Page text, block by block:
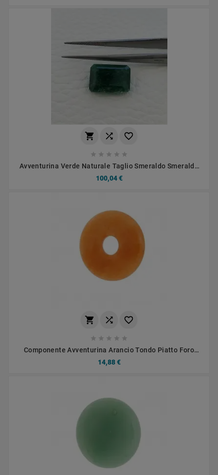
  
    
Avventurina Verde Naturale Taglio Smeraldo Smeraldo
100,04 €
  
    
Componente Avventurina Arancio Tondo Piatto Foro
14,88 €